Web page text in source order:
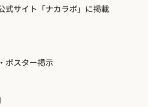
式サイト「ナカラボ」に掲載
ポスター掲示